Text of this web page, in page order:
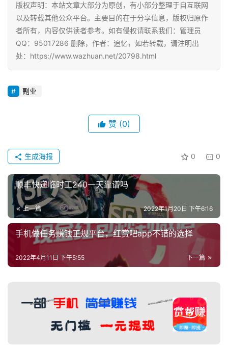
版权声明：本站文章大部分为原创，有小部分整理于自互联网
以及转载其他公众平台。主要目的在于分享信息，版权归原作
者所有，内容仅供读者参考。如有侵权请联系我们：管理员
QQ：95017286 删除，作者：追忆，如若转载，请注明出
处：https://www.wazhuan.net/20798.html
副业
赞 (0)
0 0
生成海报
顺丰快递临时工240一天靠谱吗
上一篇 2022年1月20日 下午6:16
手机做任务赚钱正规平台，红赏吧app不错的选择
下一篇
2022年4月11日 下午5:55